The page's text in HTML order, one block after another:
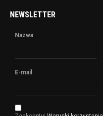
NEWSLETTER
Nazwa
E-mail